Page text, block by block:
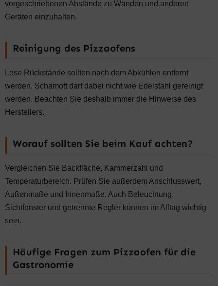
vorgeschriebenen Abstände zu Wänden und anderen
Geräten einzuhalten.
Reinigung des Pizzaofens
Lose Rückstände sollten nach dem Abkühlen entfernt
werden. Schamott darf dabei nicht wie Edelstahl gereinigt
werden. Beachten Sie deshalb immer die Hinweise des
Herstellers.
Worauf sollten Sie beim Kauf achten?
Vergleichen Sie Backfläche, Kammerzahl und
Temperaturbereich. Prüfen Sie außerdem Anschlusswert,
Außenmaße und Innenmaße. Auch Beleuchtung,
Sichtfenster und getrennte Regler können im Alltag wichtig
sein.
Häufige Fragen zum Pizzaofen für die
Gastronomie